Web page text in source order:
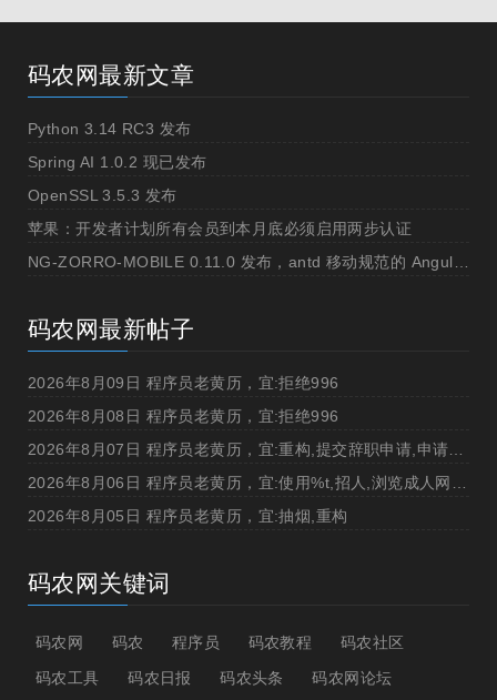
码农网最新文章
Python 3.14 RC3 发布
Spring AI 1.0.2 现已发布
OpenSSL 3.5.3 发布
苹果：开发者计划所有会员到本月底必须启用两步认证
码农网最新帖子
2026年8月09日 程序员老黄历，宜:拒绝996
2026年8月08日 程序员老黄历，宜:拒绝996
2026年8月05日 程序员老黄历，宜:抽烟,重构
码农网关键词
码农网 码农 程序员 码农教程
码农社区
码农工具
码农日报 码农头条 码农网论坛